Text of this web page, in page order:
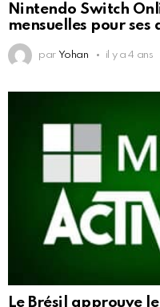
Nintendo Switch
mensuelles pour ses
par Yohan il y a 4 ans
Le Brésil approuve